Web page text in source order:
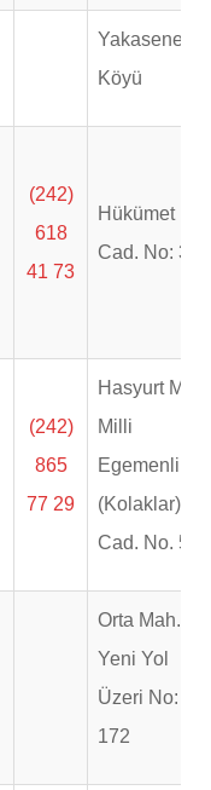
Yakasenek
Köyü
(242)
618
41 73
Hükümet
Cad. No: 30
(242)
865
77 29
Hasyurt Mah.
Milli
Egemenlik
(Kolaklar)
Cad. No. 53
Orta Mah.
Yeni Yol
Üzeri No:
172